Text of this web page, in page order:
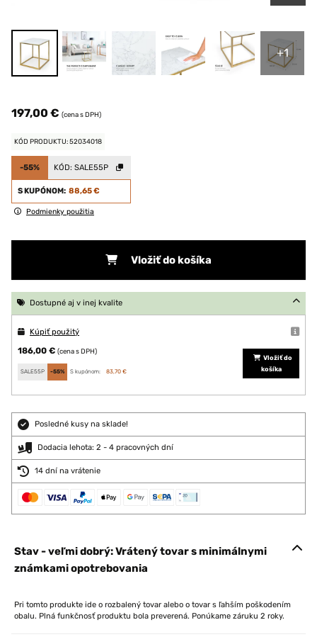
+1
197,00 € (cena s DPH)
KÓD PRODUKTU: 52034018
-55% KÓD: SALE55P
S KUPÓNOM: 88,65 €
Podmienky použitia
Vložiť do košíka
Dostupné aj v inej kvalite
Kúpiť použitý
186,00 € (cena s DPH)
SALE55P -55% S kupónom: 83,70 €
Vložiť do
košíka
Posledné kusy na sklade!
Dodacia lehota: 2 - 4 pracovných dní
14 dní na vrátenie
Stav - veľmi dobrý: Vrátený tovar s minimálnymi
známkami opotrebovania
Pri tomto produkte ide o rozbalený tovar alebo o tovar s ľahším poškodením
obalu. Plná funkčnosť produktu bola preverená. Ponúkame záruku 2 roky.